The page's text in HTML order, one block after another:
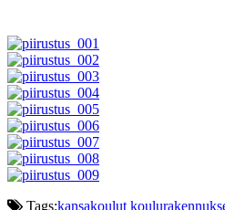
Tags:kansakoulut